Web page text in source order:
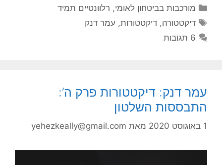
קטגוריות
מורכבות בביטחון לאומי, רלוונטיים תמיד
תגיות
דיקטטורה,דיקטטורות, עמר דנק
6 תגובות
עמר דנק: דיקטטורות פרק ה’:
התבססות השלטון
1 באוגוסט 2020 מאת yehezkeally@gmail.com